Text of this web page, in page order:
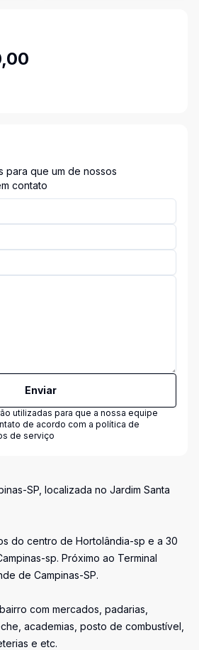
para que um de nossos
contato
Enviar
utilizadas para que a nossa equipe
de acordo com a política de
de serviço
SP, localizada no Jardim Santa
do centro de Hortolândia-sp e a 30
sp. Próximo ao Terminal
de Campinas-SP.
com mercados, padarias,
academias, posto de combustível,
e etc.